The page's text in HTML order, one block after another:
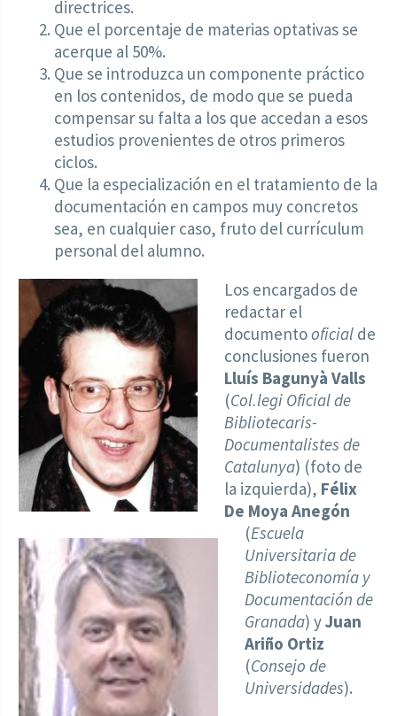
directrices.
Que el porcentaje de materias optativas se
acerque al 50%.
Que se introduzca un componente práctico
en los contenidos, de modo que se pueda
compensar su falta a los que accedan a esos
estudios provenientes de otros primeros
ciclos.
Que la especialización en el tratamiento de la
documentación en campos muy concretos
sea, en cualquier caso, fruto del currículum
personal del alumno.
Los encargados de
redactar el
documentooficial de
conclusiones fueron
Lluís Bagunyà Valls
(Col.legi Oficial de
Bibliotecaris-
Documentalistes de
Catalunya) (foto de
la izquierda), Félix
De Moya Anegón
(Escuela
Universitaria de
Biblioteconomía y
Documentación de
Granada) yJuan
Ariño Ortiz
(Consejo de
Universidades).